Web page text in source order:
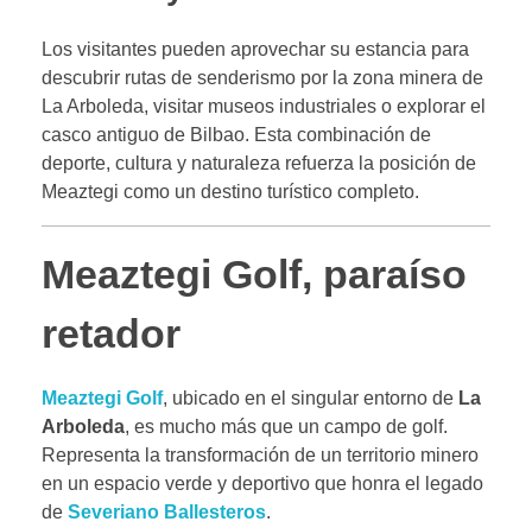
Los visitantes pueden aprovechar su estancia para
descubrir rutas de senderismo por la zona minera de
La Arboleda, visitar museos industriales o explorar el
casco antiguo de Bilbao. Esta combinación de
deporte, cultura y naturaleza refuerza la posición de
Meaztegi como un destino turístico completo.
Meaztegi Golf, paraíso
retador
Meaztegi Golf, ubicado en el singular entorno de La
Arboleda, es mucho más que un campo de golf.
Representa la transformación de un territorio minero
en un espacio verde y deportivo que honra el legado
de Severiano Ballesteros.